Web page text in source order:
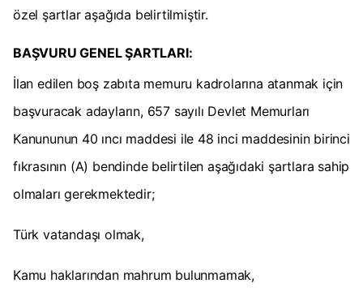
özel şartlar aşağıda belirtilmiştir.
BAŞVURU GENEL ŞARTLARI:
İlan edilen boş zabıta memuru kadrolarına atanmak için
başvuracak adayların, 657 sayılı Devlet Memurları
Kanununun 40 ıncı maddesi ile 48 inci maddesinin birinci
fıkrasının (A) bendinde belirtilen aşağıdaki şartlara sahip
olmaları gerekmektedir;
Türk vatandaşı olmak,
Kamu haklarından mahrum bulunmamak,